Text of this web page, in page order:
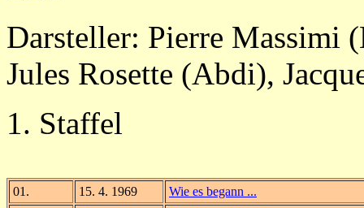
Darsteller: Pierre Massimi
Jules Rosette (Abdi),
1. Staffel
01. 15. 4. 1969
Wie es begann ...